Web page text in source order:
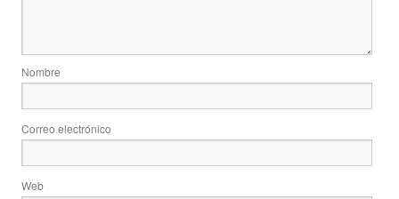
Nombre
Correo electrónico
Web